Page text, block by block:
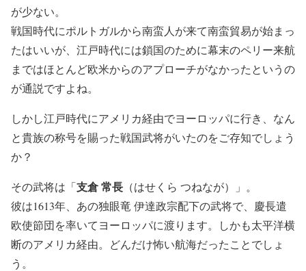
が少ない。
戦国時代にポルトガルから南蛮人が来て南蛮貿易が始まっ
たはいいが、江戸時代には鎖国のために幕末のペリー来航
まではほとんど欧米からのアプローチがなかったというの
が通説ですよね。
しかし江戸時代にアメリカ経由でヨーロッパに行き、なん
と貴族の称号を賜った戦国武将がいたのをご存知でしょう
か？
その武将は「支倉 常長 （はせくら つねなが）」。
彼は1613年、あの独眼竜 伊達政宗配下の武将で、慶長遣
欧使節団を率いてヨーロッパに渡ります。しかも太平洋横
断のアメリカ経由。どんだけ怖い航海だったことでしょ
う。